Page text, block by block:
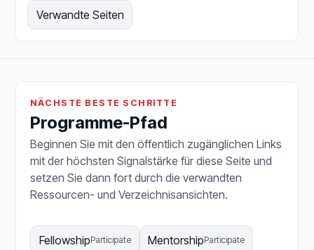
Verwandte Seiten
NÄCHSTE BESTE SCHRITTE
Programme-Pfad
Beginnen Sie mit den öffentlich zugänglichen Links
mit der höchsten Signalstärke für diese Seite und
setzen Sie dann fort durch die verwandten
Ressourcen- und Verzeichnisansichten.
FellowshipParticipate MentorshipParticipate